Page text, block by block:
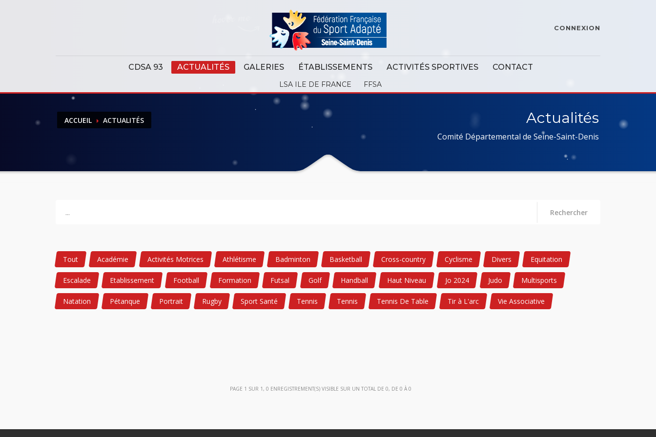
CONNEXION
CDSA 93 ACTUALITÉS GALERIES ÉTABLISSEMENTS ACTIVITÉS SPORTIVES CONTACT
LSA ILE DE FRANCE FFSA
ACCUEIL ACTUALITÉS Actualités
Comité Départemental de Seine-Saint-Denis
Rechercher
Tout Académie Activités Motrices Athlétisme Badminton Basketball Cross-country Cyclisme Divers Equitation
Escalade Etablissement Football Formation Futsal Golf Handball Haut Niveau Jo 2024 Judo Multisports
Natation Pétanque Portrait Rugby Sport Santé Tennis Tennis Tennis De Table Tir à L'arc Vie Associative
PAGE 1 SUR 1, 0 ENREGISTREMENT(S) VISIBLE SUR UN TOTAL DE 0, DE 0 À 0